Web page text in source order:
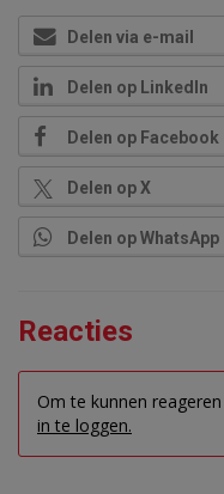
Delen via e-mail
Delen op LinkedIn
Delen op Facebook
Delen op X
Delen op WhatsApp
Reacties
Om te kunnen
in te loggen.